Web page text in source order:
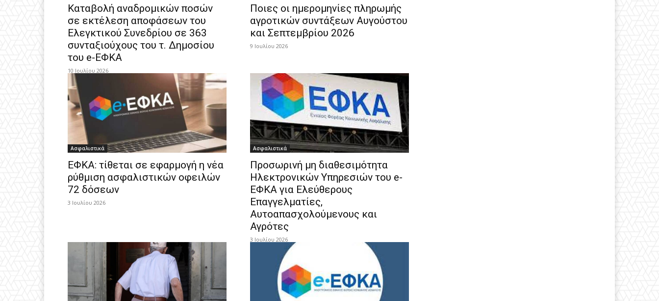
Kαταβολή αναδρομικών ποσών
σε εκτέλεση αποφάσεων του
Ελεγκτικού Συνεδρίου σε 363
συνταξιούχους του τ. Δημοσίου
του e-ΕΦΚΑ
10 Ιουλίου 2026
Ποιες οι ημερομηνίες πληρωμής
αγροτικών συντάξεων Αυγούστου
και Σεπτεμβρίου 2026
9 Ιουλίου 2026
Ασφαλιστικά
ΕΦΚΑ: τίθεται σε εφαρμογή η νέα
ρύθμιση ασφαλιστικών οφειλών
72 δόσεων
3 Ιουλίου 2026
Ασφαλιστικά
Προσωρινή μη διαθεσιμότητα
Ηλεκτρονικών Υπηρεσιών του e-
ΕΦΚΑ για Ελεύθερους
Επαγγελματίες,
Αυτοαπασχολούμενους και
Αγρότες
3 Ιουλίου 2026